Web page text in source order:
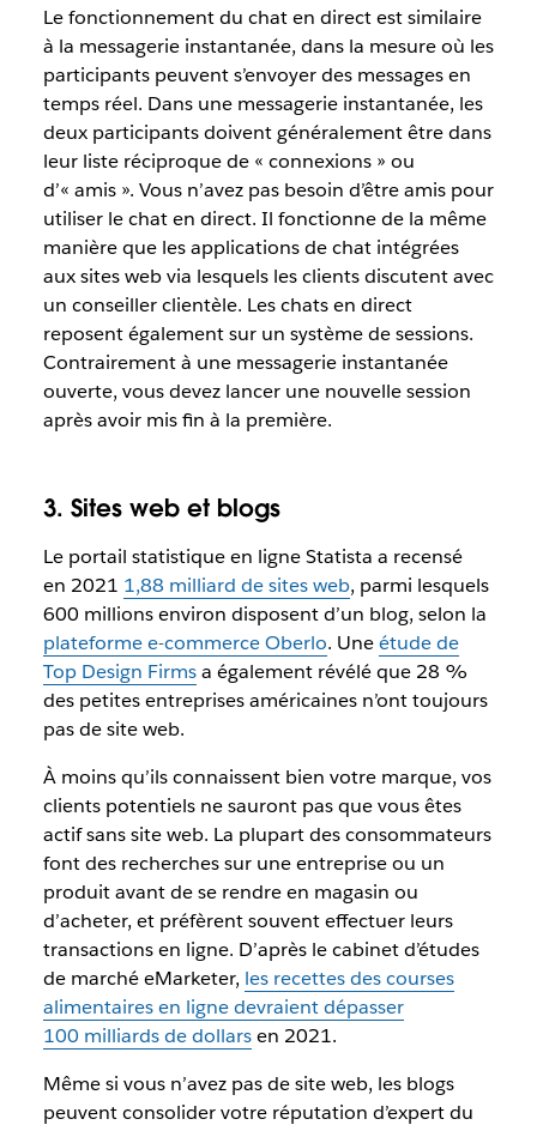
Le fonctionnement du chat en direct est similaire
à la messagerie instantanée, dans la mesure où les
participants peuvent s’envoyer des messages en
temps réel. Dans une messagerie instantanée, les
deux participants doivent généralement être dans
leur liste réciproque de « connexions » ou
d’« amis ». Vous n’avez pas besoin d’être amis pour
utiliser le chat en direct. Il fonctionne de la même
manière que les applications de chat intégrées
aux sites web via lesquels les clients discutent avec
un conseiller clientèle. Les chats en direct
reposent également sur un système de sessions.
Contrairement à une messagerie instantanée
ouverte, vous devez lancer une nouvelle session
après avoir mis fin à la première.
3. Sites web et blogs
Le portail statistique en ligne Statista a recensé
en 2021 1,88 milliard de sites web, parmi lesquels
600 millions environ disposent d’un blog, selon la
plateforme e-commerce Oberlo. Uneétude de
Top Design Firmsa également révélé que 28 %
des petites entreprises américaines n’ont toujours
pas de site web.
À moins qu’ils connaissent bien votre marque, vos
clients potentiels ne sauront pas que vous êtes
actif sans site web. La plupart des consommateurs
font des recherches sur une entreprise ou un
produit avant de se rendre en magasin ou
d’acheter, et préfèrent souvent effectuer leurs
transactions en ligne. D’après le cabinet d’études
de marché eMarketer, les recettes des courses
alimentaires en ligne devraient dépasser
100 milliards de dollarsen 2021.
Même si vous n’avez pas de site web, les blogs
peuvent consolider votre réputation d’expert du